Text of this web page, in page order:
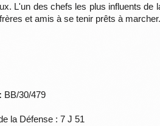
L'un des chefs les plus influents de
et amis à se tenir prêts à marcher.
BB/30/479
la Défense : 7 J 51